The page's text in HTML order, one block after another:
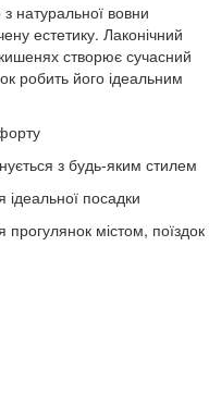
натуральної вовни
естетику. Лаконічний
створює сучасний
робить його ідеальним
з будь-яким стилем
ідеальної посадки
містом, поїздок